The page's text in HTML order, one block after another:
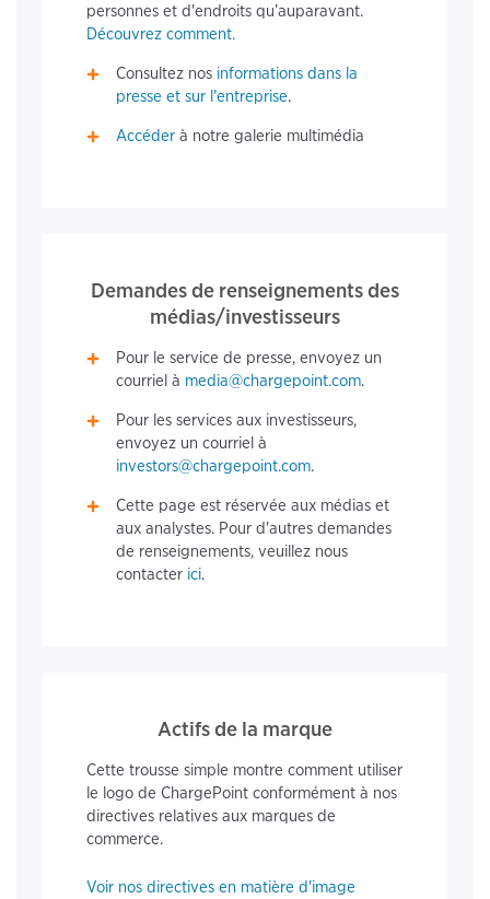
personnes et d'endroits qu’auparavant.
Découvrez comment.
Consultez nos informations dans la
presse et sur l'entreprise.
Accéder à notre galerie multimédia
Demandes de renseignements des
médias/investisseurs
Pour le service de presse, envoyez un
courriel à media@chargepoint.com.
Pour les services aux investisseurs,
envoyez un courriel à
investors@chargepoint.com.
Cette page est réservée aux médias et
aux analystes. Pour d'autres demandes
de renseignements, veuillez nous
contacter ici.
Actifs de la marque
Cette trousse simple montre comment utiliser
le logo de ChargePoint conformément à nos
directives relatives aux marques de
commerce.
Voir nos directives en matière d'image